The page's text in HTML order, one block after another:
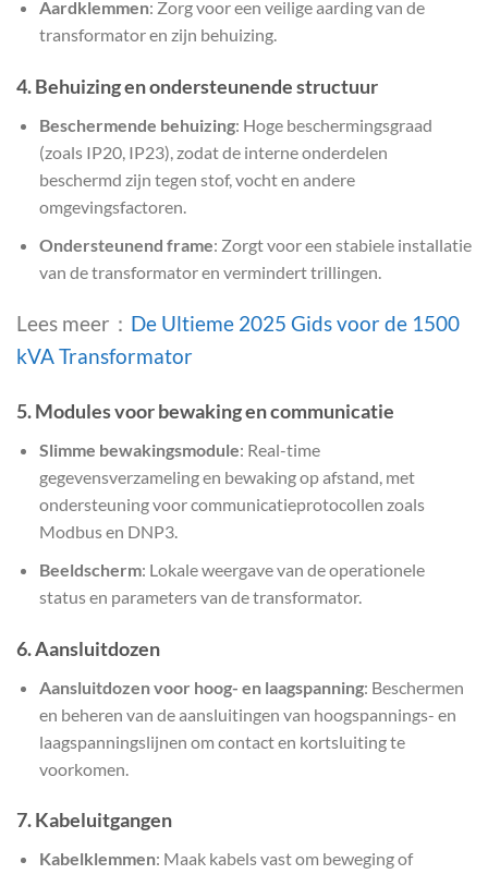
Aardklemmen: Zorg voor een veilige aarding van de
transformator en zijn behuizing.
4.Behuizing en ondersteunende structuur
Beschermende behuizing: Hoge beschermingsgraad
(zoals IP20, IP23), zodat de interne onderdelen
beschermd zijn tegen stof, vocht en andere
omgevingsfactoren.
Ondersteunend frame: Zorgt voor een stabiele installatie
van de transformator en vermindert trillingen.
Lees meer： De Ultieme 2025 Gids voor de 1500
kVA Transformator
5.Modules voor bewaking en communicatie
Slimme bewakingsmodule: Real-time
gegevensverzameling en bewaking op afstand, met
ondersteuning voor communicatieprotocollen zoals
Modbus en DNP3.
Beeldscherm: Lokale weergave van de operationele
status en parameters van de transformator.
6.Aansluitdozen
Aansluitdozen voor hoog- en laagspanning: Beschermen
en beheren van de aansluitingen van hoogspannings- en
laagspanningslijnen om contact en kortsluiting te
voorkomen.
7.Kabeluitgangen
Kabelklemmen: Maak kabels vast om beweging of